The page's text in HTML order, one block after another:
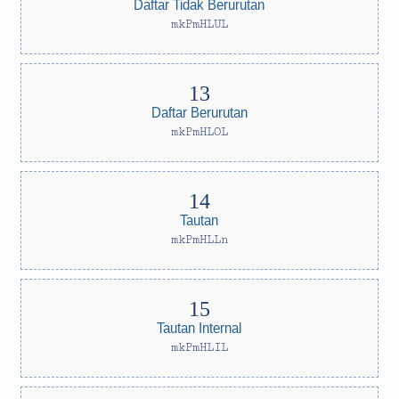
Daftar Tidak Berurutan
mkPmHLUL
Daftar Berurutan
mkPmHLOL
Tautan
mkPmHLLn
Tautan Internal
mkPmHLIL